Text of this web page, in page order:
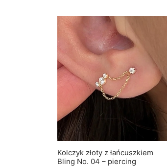
Kolczyk złoty z łańcuszkiem
Bling No. 04 – piercing